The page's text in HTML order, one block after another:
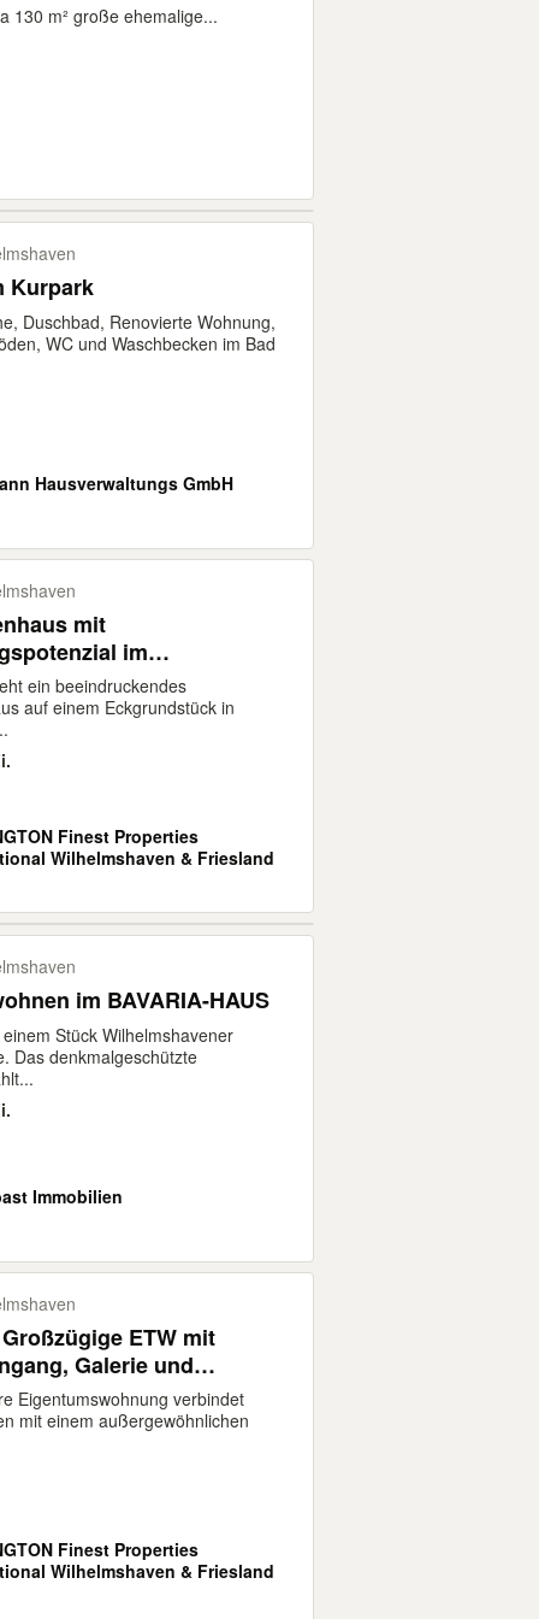
130 m² große ehemalige...
Kurpark
Duschbad, Renovierte Wohnung,
WC und Waschbecken im Bad
Hausverwaltungs GmbH
mit
im
ein beeindruckendes
auf einem Eckgrundstück in
Finest Properties
Wilhelmshaven & Friesland
im BAVARIA-HAUS
Stück Wilhelmshavener
Das denkmalgeschützte
Immobilien
ETW mit
Galerie und
Grundriss in zentraler
Eigentumswohnung verbindet
mit einem außergewöhnlichen
Finest Properties
Wilhelmshaven & Friesland